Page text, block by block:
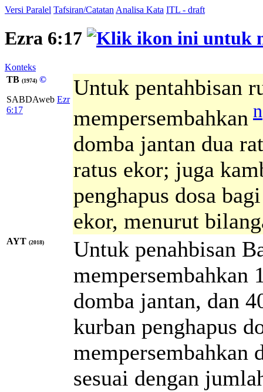
Versi Paralel Tafsiran/Catatan Analisa Kata ITL - draft
Ezra 6:17
Konteks
TB (1974) ©
SABDAweb Ezr
6:17
Untuk pentahbisan
mempersembahkan n
domba jantan dua
ratus ekor; juga
penghapus dosa
ekor, menurut
AYT (2018)
Untuk penahbisan
mempersembahkan
domba jantan, dan
kurban penghapus
mempersembahkan
sesuai dengan